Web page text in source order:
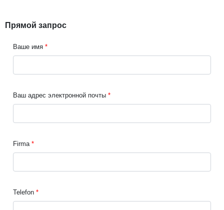
Прямой запрос
Ваше имя
Ваш адрес электронной почты
Firma
Telefon